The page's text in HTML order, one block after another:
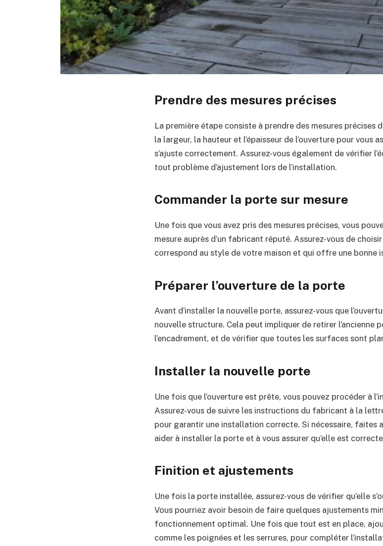
Prendre des mesures précises
La première étape consiste à prendre des mesures précises
la largeur, la hauteur et l’épaisseur de l’ouverture pour vous
s’ajuste correctement. Assurez-vous également de vérifier
tout problème d’ajustement lors de l’installation.
Commander la porte sur mesure
Une fois que vous avez pris des mesures précises, vous
mesure auprès d’un fabricant réputé. Assurez-vous de
correspond au style de votre maison et qui offre une bonne
Préparer l’ouverture de la porte
Avant d’installer la nouvelle porte, assurez-vous que
nouvelle structure. Cela peut impliquer de retirer l’ancienne
l’encadrement, et de vérifier que toutes les surfaces sont
Installer la nouvelle porte
Une fois que l’ouverture est prête, vous pouvez procéder à
Assurez-vous de suivre les instructions du fabricant à la
pour garantir une installation correcte. Si nécessaire, faites
aider à installer la porte et à vous assurer qu’elle est
Finition et ajustements
Une fois la porte installée, assurez-vous de vérifier qu’elle
Vous pourriez avoir besoin de faire quelques ajustements
fonctionnement optimal. Une fois que tout est en place,
comme les poignées et les serrures, pour compléter